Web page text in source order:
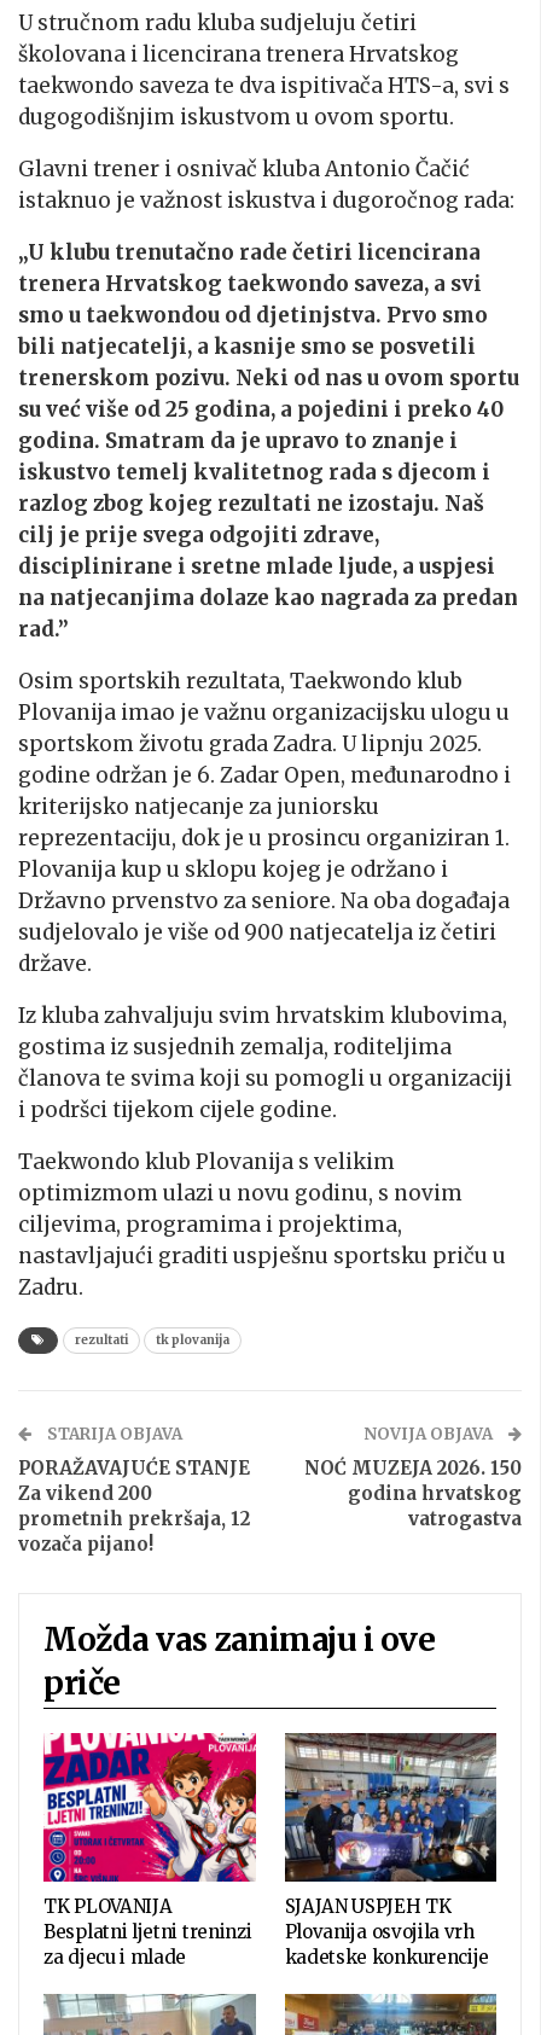
U stručnom radu kluba sudjeluju četiri
školovana i licencirana trenera Hrvatskog
taekwondo saveza te dva ispitivača HTS-a, svi s
dugogodišnjim iskustvom u ovom sportu.
Glavni trener i osnivač kluba Antonio Čačić
istaknuo je važnost iskustva i dugoročnog rada:
„U klubu trenutačno rade četiri licencirana
trenera Hrvatskog taekwondo saveza, a svi
smo u taekwondou od djetinjstva. Prvo smo
bili natjecatelji, a kasnije smo se posvetili
trenerskom pozivu. Neki od nas u ovom sportu
su već više od 25 godina, a pojedini i preko 40
godina. Smatram da je upravo to znanje i
iskustvo temelj kvalitetnog rada s djecom i
razlog zbog kojeg rezultati ne izostaju. Naš
cilj je prije svega odgojiti zdrave,
disciplinirane i sretne mlade ljude, a uspjesi
na natjecanjima dolaze kao nagrada za predan
rad.”
Osim sportskih rezultata, Taekwondo klub
Plovanija imao je važnu organizacijsku ulogu u
sportskom životu grada Zadra. U lipnju 2025.
godine održan je 6. Zadar Open, međunarodno i
kriterijsko natjecanje za juniorsku
reprezentaciju, dok je u prosincu organiziran 1.
Plovanija kup u sklopu kojeg je održano i
Državno prvenstvo za seniore. Na oba događaja
sudjelovalo je više od 900 natjecatelja iz četiri
države.
Iz kluba zahvaljuju svim hrvatskim klubovima,
gostima iz susjednih zemalja, roditeljima
članova te svima koji su pomogli u organizaciji
i podršci tijekom cijele godine.
Taekwondo klub Plovanija s velikim
optimizmom ulazi u novu godinu, s novim
ciljevima, programima i projektima,
nastavljajući graditi uspješnu sportsku priču u
Zadru.
rezultati tk plovanija
STARIJA OBJAVA
PORAŽAVAJUĆE STANJE
Za vikend 200
prometnih prekršaja, 12
vozača pijano!
NOVIJA OBJAVA
NOĆ MUZEJA 2026. 150
godina hrvatskog
vatrogastva
Možda vas zanimaju i ove
priče
TK PLOVANIJA
Besplatni ljetni treninzi
za djecu i mlade
SJAJAN USPJEH TK
Plovanija osvojila vrh
kadetske konkurencije